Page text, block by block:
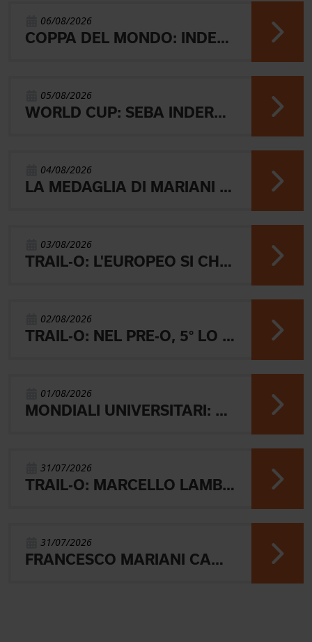
06/08/2026
COPPA DEL MONDO: INDERST 45° VINCONO AEBERSOLD E SVENSK
05/08/2026
WORLD CUP: SEBA INDERST ACCEDE ALLA FINALE A
04/08/2026
LA MEDAGLIA DI MARIANI E QUEL RICORDO CHE NON SVANISCE.
03/08/2026
TRAIL-O: L'EUROPEO SI CHIUDE CON L'ARGENTO JUNIOR, IL 4° PARALIMPICO E 5° OPEN
02/08/2026
TRAIL-O: NEL PRE-O, 5° LO JUNIOR LAMBERTINI E AARON GAIO 8°. NEI PARALIMPICI 20° GALVAN
01/08/2026
MONDIALI UNIVERSITARI: MARIANI CHIUDE 4° NELLA MIDDLE
31/07/2026
TRAIL-O: MARCELLO LAMBERTINI E' ARGENTO EUROPEO IN POLONIA
31/07/2026
FRANCESCO MARIANI CAMPIONE DEL MONDO UNIVERSITARIO NELLA SPRINT DI ORIENTEERING